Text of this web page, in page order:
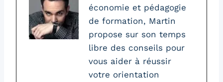
économie et pédagogie
de formation, Martin
propose sur son temps
libre des conseils pour
vous aider à réussir
votre orientation